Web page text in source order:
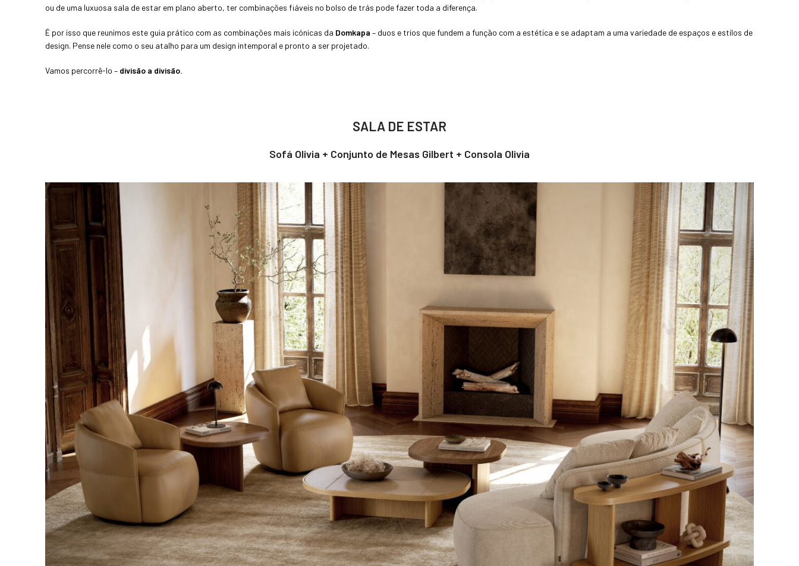
ou de uma luxuosa sala de estar em plano aberto, ter combinações fiáveis no bolso de trás pode fazer toda a diferença.
É por isso que reunimos este guia prático com as combinações mais icónicas da Domkapa – duos e trios que fundem a função com a estética e se adaptam a uma variedade de espaços e estilos de
design. Pense nele como o seu atalho para um design intemporal e pronto a ser projetado.
Vamos percorrê-lo – divisão a divisão.
SALA DE ESTAR
Sofá Olivia + Conjunto de Mesas Gilbert + Consola Olivia